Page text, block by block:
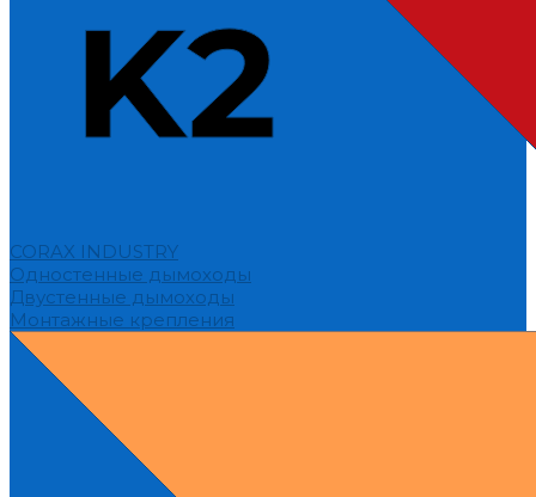
CORAX INDUSTRY
Одностенные дымоходы
Двустенные дымоходы
Монтажные крепления